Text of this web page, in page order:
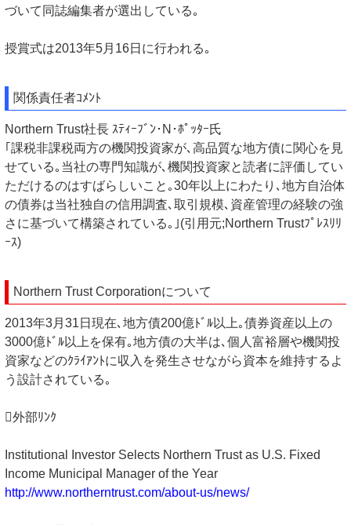
づいて同誌編集者が選出している｡
授賞式は2013年5月16日に行われる｡
関係責任者ｺﾒﾝﾄ
Northern Trust社長 ｽﾃｨｰﾌﾞﾝ･N･ﾎﾟｯﾀｰ氏
｢課税非課税両方の機関投資家が､高品質な地方債に関心を見
せている｡当社の専門知識が､機関投資家と読者に評価してい
ただけるのはすばらしいこと｡30年以上にわたり､地方自治体
の債券は当社独自の信用調査､取引規模､資産管理の経験の強
さに基づいて構築されている｡｣(引用元;Northern Trustﾌﾟﾚｽﾘﾘ
ｰｽ)
Northern Trust Corporationについて
2013年3月31日現在､地方債200億ﾄﾞﾙ以上｡債券資産以上の
3000億ﾄﾞﾙ以上を保有｡地方債の大半は､個人富裕層や機関投
資家などのｸﾗｲｱﾝﾄに収入を発生させながら資本を維持するよ
う設計されている｡
外部ﾘﾝｸ
Institutional Investor Selects Northern Trust as U.S. Fixed
Income Municipal Manager of the Year
http://www.northerntrust.com/about-us/news/